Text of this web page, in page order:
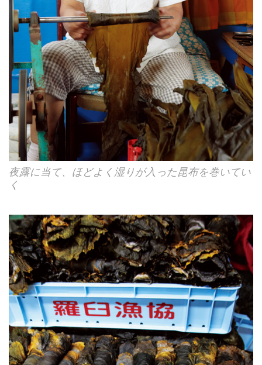
夜露に当て、ほどよく湿りが入った昆布を巻いてい
く